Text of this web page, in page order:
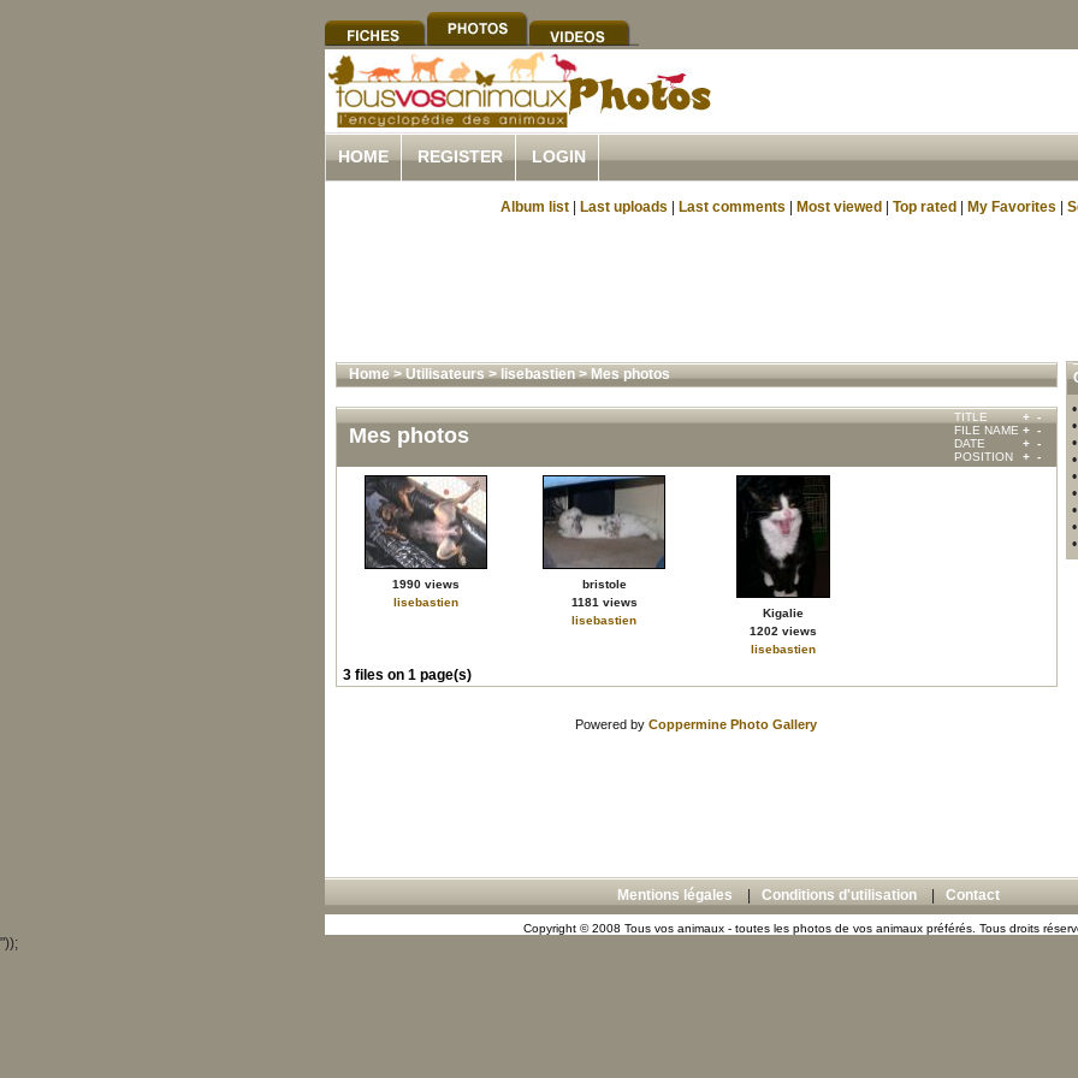
HOME REGISTER LOGIN
Album list Last uploads Last comments Most viewed Top rated My Favorites
Home>Utilisateurs>lisebastien>Mes photos
Mes photos
TITLE + -
FILE NAME + -
DATE
+ -
POSITION
+ -
1990 views
lisebastien
bristole
1181 views
lisebastien
Kigalie
1202 views
lisebastien
3 files on 1 page(s)
Powered by Coppermine Photo Gallery
•
•
•
•
Mentions légales Conditions d'utilisation Contact
Copyright © 2008 Tous vos animaux - toutes les photos de vos animaux préférés. Tous droits
"));